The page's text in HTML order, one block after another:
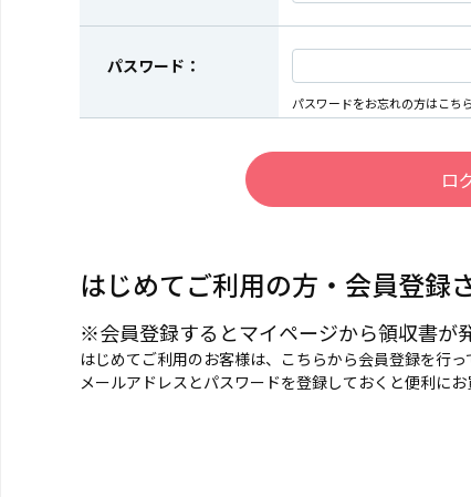
パスワード：
パスワードをお忘れの方はこちら
はじめてご利用の方・会員登録
※会員登録するとマイページから領収書が
はじめてご利用のお客様は、こちらから会員登録を行っ
メールアドレスとパスワードを登録しておくと便利にお